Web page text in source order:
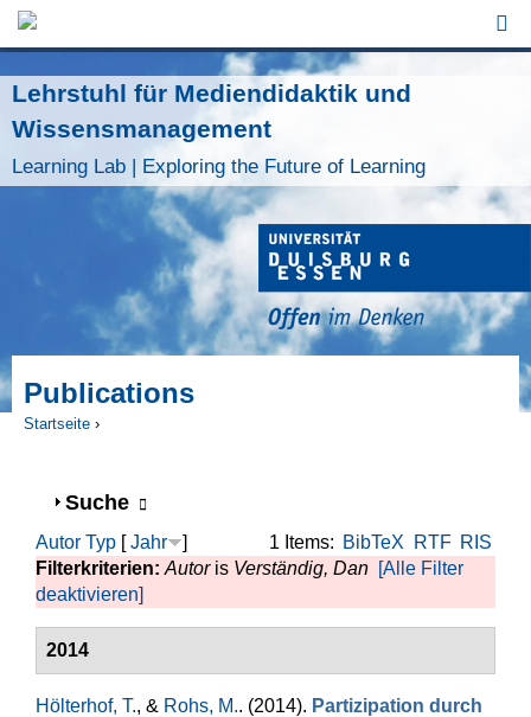
Jump to Navigation
Lehrstuhl für Mediendidaktik und
Wissensmanagement
Learning Lab | Exploring the Future of Learning
Publications
Startseite ›
Anzeigen
Suche
1 Items: BibTeX RTF RIS
Autor Typ [Jahr
]
Filterkriterien: Autoris Verständig, Dan [Alle Filter
deaktivieren]
2014
Hölterhof, T., & Rohs, M.. (2014). Partizipation durch